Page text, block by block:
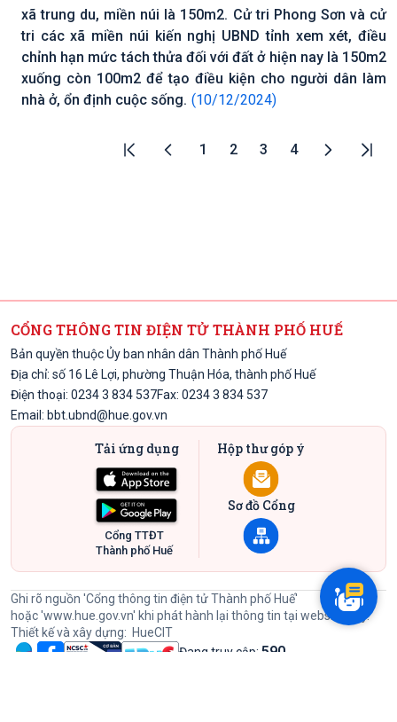
xã trung du, miền núi là 150m2. Cử tri Phong Sơn và cử
tri các xã miền núi kiến nghị UBND tỉnh xem xét, điều
chỉnh hạn mức tách thửa đối với đất ở hiện nay là 150m2
xuống còn 100m2 để tạo điều kiện cho người dân làm
nhà ở, ổn định cuộc sống. (10/12/2024)
1 2 3 4
CỔNG THÔNG TIN ĐIỆN TỬ THÀNH PHỐ HUẾ
Bản quyền thuộc Ủy ban nhân dân Thành phố Huế
Địa chỉ: số 16 Lê Lợi, phường Thuận Hóa, thành phố Huế
Điện thoại: 0234 3 834 537Fax: 0234 3 834 537
Email: bbt.ubnd@hue.gov.vn
Tải ứng dụng
Cổng TTĐT
Thành phố Huế
Hộp thư góp ý
Sơ đồ Cổng
Ghi rõ nguồn 'Cổng thông tin điện tử Thành phố Huế'
hoặc'www.hue.gov.vn' khi phát hành lại thông tin tại website này.
Thiết kế và xây dựng: HueCIT
Đang truy cập: 590